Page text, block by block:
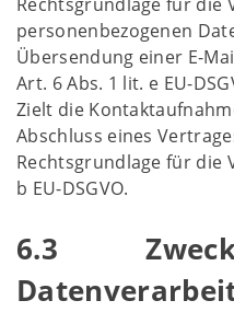
personenbezogenen
Übersendung einer E-
Art. 6 Abs. 1 lit. e EU-
Zielt die
Abschluss eines
Rechtsgrundlage für die
b EU-DSGVO.
6.3 Zweck